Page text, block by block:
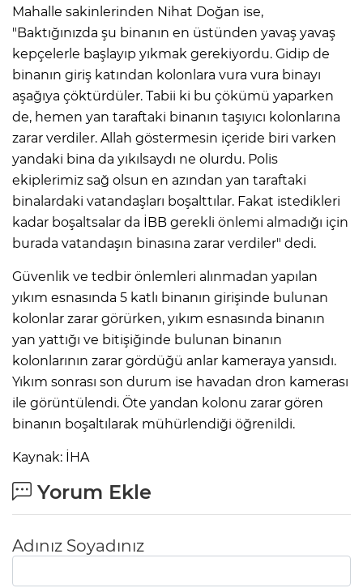
Mahalle sakinlerinden Nihat Doğan ise,
"Baktığınızda şu binanın en üstünden yavaş yavaş
kepçelerle başlayıp yıkmak gerekiyordu. Gidip de
binanın giriş katından kolonlara vura vura binayı
aşağıya çöktürdüler. Tabii ki bu çökümü yaparken
de, hemen yan taraftaki binanın taşıyıcı kolonlarına
zarar verdiler. Allah göstermesin içeride biri varken
yandaki bina da yıkılsaydı ne olurdu. Polis
ekiplerimiz sağ olsun en azından yan taraftaki
binalardaki vatandaşları boşalttılar. Fakat istedikleri
kadar boşaltsalar da İBB gerekli önlemi almadığı için
burada vatandaşın binasına zarar verdiler" dedi.
Güvenlik ve tedbir önlemleri alınmadan yapılan
yıkım esnasında 5 katlı binanın girişinde bulunan
kolonlar zarar görürken, yıkım esnasında binanın
yan yattığı ve bitişiğinde bulunan binanın
kolonlarının zarar gördüğü anlar kameraya yansıdı.
Yıkım sonrası son durum ise havadan dron kamerası
ile görüntülendi. Öte yandan kolonu zarar gören
binanın boşaltılarak mühürlendiği öğrenildi.
Kaynak: İHA
Yorum Ekle
Adınız Soyadınız